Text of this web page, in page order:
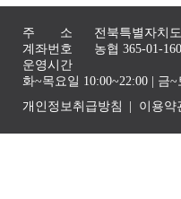
주 소
전북특별자치
계좌번호
농협 365-01-
운영시간
화~목요일 10:00~22:00 | 금
개인정보취급방침
이용약